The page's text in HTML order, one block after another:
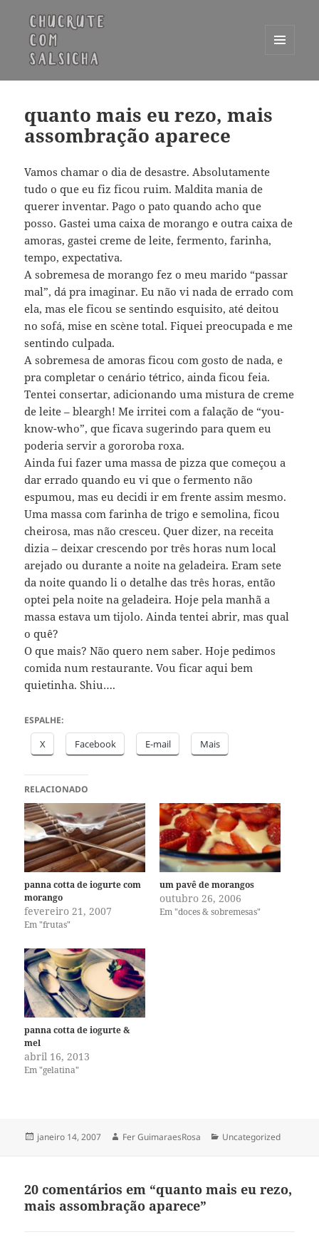
WIDGETS
quanto mais eu rezo, mais
assombração aparece
Vamos chamar o dia de desastre. Absolutamente
tudo o que eu fiz ficou ruim. Maldita mania de
querer inventar. Pago o pato quando acho que
posso. Gastei uma caixa de morango e outra caixa de
amoras, gastei creme de leite, fermento, farinha,
tempo, expectativa.
A sobremesa de morango fez o meu marido “passar
mal”, dá pra imaginar. Eu não vi nada de errado com
ela, mas ele ficou se sentindo esquisito, até deitou
no sofá, mise en scène total. Fiquei preocupada e me
sentindo culpada.
A sobremesa de amoras ficou com gosto de nada, e
pra completar o cenário tétrico, ainda ficou feia.
Tentei consertar, adicionando uma mistura de creme
de leite – bleargh! Me irritei com a falação de “you-
know-who”, que ficava sugerindo para quem eu
poderia servir a gororoba roxa.
Ainda fui fazer uma massa de pizza que começou a
dar errado quando eu vi que o fermento não
espumou, mas eu decidi ir em frente assim mesmo.
Uma massa com farinha de trigo e semolina, ficou
cheirosa, mas não cresceu. Quer dizer, na receita
dizia – deixar crescendo por três horas num local
arejado ou durante a noite na geladeira. Eram sete
da noite quando li o detalhe das três horas, então
optei pela noite na geladeira. Hoje pela manhã a
massa estava um tijolo. Ainda tentei abrir, mas qual
o quê?
O que mais? Não quero nem saber. Hoje pedimos
comida num restaurante. Vou ficar aqui bem
quietinha. Shiu….
ESPALHE:
X Facebook E-mail Mais
RELACIONADO
panna cotta de iogurte com
morango
fevereiro 21, 2007
Em "frutas"
um pavê de morangos
outubro 26, 2006
Em "doces & sobremesas"
panna cotta de iogurte &
mel
abril 16, 2013
Em "gelatina"
Publicado
janeiro 14, 2007 Autor
Fer GuimaraesRosa Categorias
Uncategorized
20 comentários em “quanto mais eu rezo,
mais assombração aparece”